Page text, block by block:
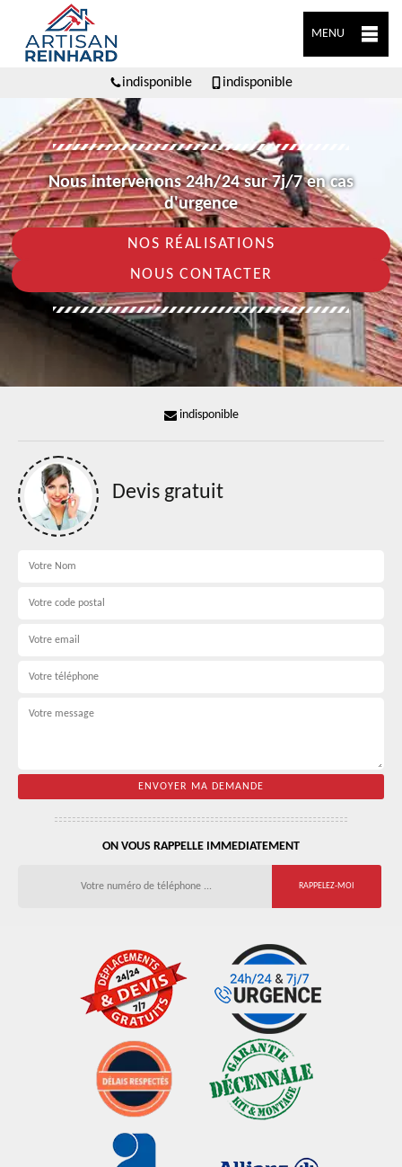
MENU
indisponible indisponible
Nous intervenons 24h/24 sur 7j/7 en cas
d'urgence
NOS RÉALISATIONS
NOUS CONTACTER
indisponible
Devis gratuit
ON VOUS RAPPELLE IMMEDIATEMENT